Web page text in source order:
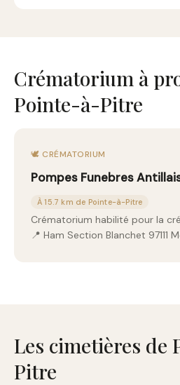
Crématorium à
Pointe-à-Pitre
🕊️ CRÉMATORIUM
Pompes Funebres
À 15.7 km de Pointe-à-Pitre
Crématorium habilité pour la
📍 Ham Section Blanchet 97111
Les cimetières de
Pitre